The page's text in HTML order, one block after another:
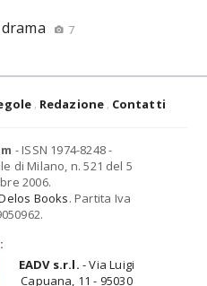
7
Redazione Contatti
- ISSN 1974-8248 -
di Milano, n. 521 del 5
2006.
Books. Partita Iva
EADV s.r.l. - Via Luigi
Capuana, 11 - 95030